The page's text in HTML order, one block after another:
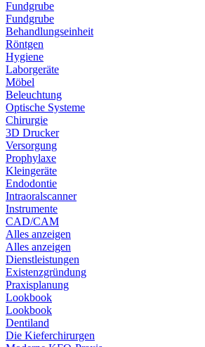
Fundgrube
Fundgrube
Behandlungseinheit
Röntgen
Hygiene
Laborgeräte
Möbel
Beleuchtung
Optische Systeme
Chirurgie
3D Drucker
Versorgung
Prophylaxe
Kleingeräte
Endodontie
Intraoralscanner
Instrumente
CAD/CAM
Alles anzeigen
Alles anzeigen
Dienstleistungen
Existenzgründung
Praxisplanung
Lookbook
Lookbook
Dentiland
Die Kieferchirurgen